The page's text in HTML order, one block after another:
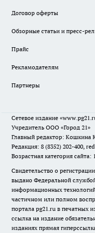
Договор оферты
Обзорные статьи и пресс-
Прайс
Рекламодателям
Партнеры
Сетевое издание
Учредитель ООО «Город 21»
Главный редактор: Кошкина
Редакция: 8 (8352) 202-400,
Возрастная категория сайта:
Свидетельство о
выдано Федеральной
информационных
частичном или полном
портала pg21.ru в печатных
ссылка на издание
изданиях прямая